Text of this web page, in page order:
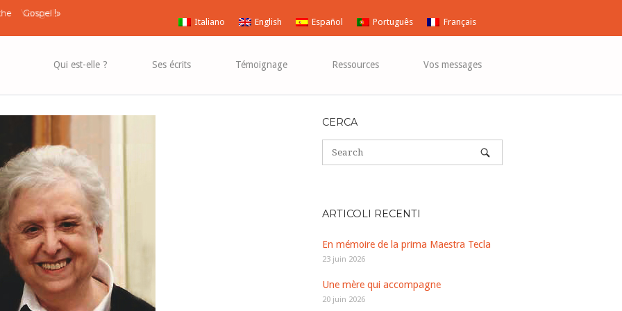
Gospel
Vangelo
!»
Italiano English Español Português Français
Qui est-elle ? Ses écrits Témoignage Ressources Vos messages
CERCA
ARTICOLI RECENTI
En mémoire de la prima Maestra Tecla
23 juin 2026
Une mère qui accompagne
20 juin 2026